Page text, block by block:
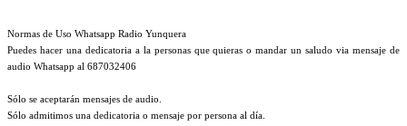
Normas de Uso Whatsapp Radio Yunquera
Puedes hacer una dedicatoria a la personas que quieras o mandar un saludo via mensaje de
audio Whatsapp al 687032406
Sólo se aceptarán mensajes de audio.
Sólo admitimos una dedicatoria o mensaje por persona al día.